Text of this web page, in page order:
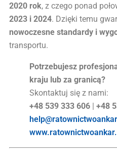
2020 rok, z czego ponad
2023 i 2024. Dzięki temu
nowoczesne standardy i
transportu.
Potrzebujesz
kraju lub za granicą?
Skontaktuj się z nami:
+48 539 333 606 | +48